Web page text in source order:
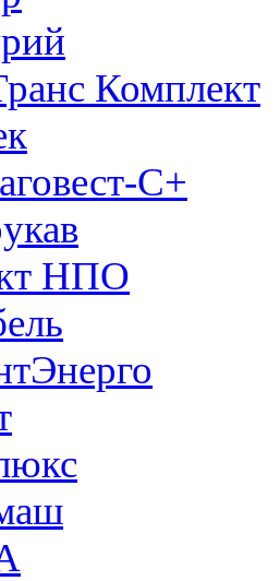
Комплект
С+
НПО